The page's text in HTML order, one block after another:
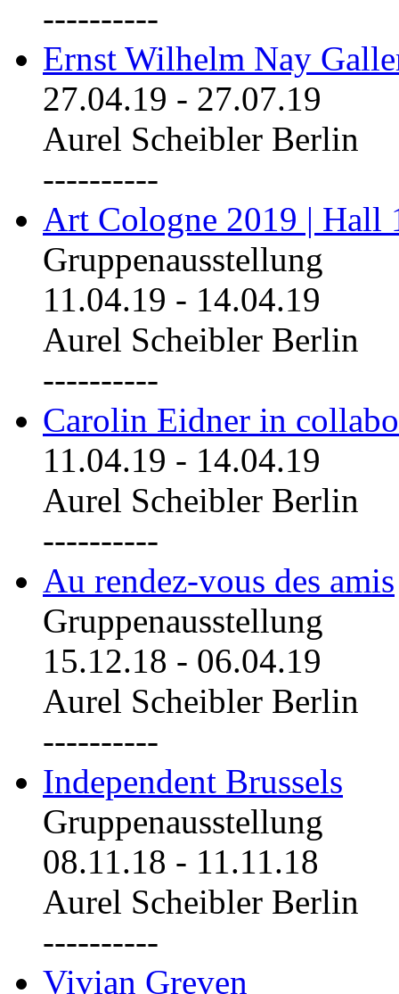
----------
Ernst Wilhelm Nay
27.04.19 - 27.07.19
Aurel Scheibler Berlin
----------
Art Cologne 2019 | Hall
Gruppenausstellung
11.04.19 - 14.04.19
Aurel Scheibler Berlin
----------
Carolin Eidner in
11.04.19 - 14.04.19
Aurel Scheibler Berlin
----------
Au rendez-vous des amis
Gruppenausstellung
15.12.18 - 06.04.19
Aurel Scheibler Berlin
----------
Independent Brussels
Gruppenausstellung
08.11.18 - 11.11.18
Aurel Scheibler Berlin
----------
Vivian Greven